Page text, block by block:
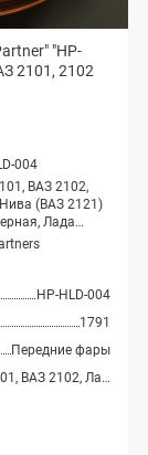
"HP-
2101, 2102
004
ВАЗ 2102,
(ВАЗ 2121)
Лада
(ВАЗ 21213-
Лада Нива
4x4 (Урбан)
Лада Нива
HP-HLD-004
1791
Передние фары
ВАЗ 2101, ВАЗ 2102, Лада Нива (ВАЗ 2121) 3-х дверная, Лада Нива 4x4 (ВАЗ 21213-214) 3-х дверная, Лада Нива 4x4 (Урбан) 3-х дверная, Лада Нива (ВАЗ 2131) 5-дверная, Лада Нива 4x4 (Урбан) 5-дверная, Лада Нива Legend, Лада Нива 4x4 Пикап